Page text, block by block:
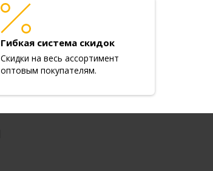
Гибкая система скидок
Скидки на весь ассортимент
оптовым покупателям.